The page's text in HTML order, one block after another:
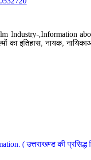
Industry-,Information
इतिहास, नायक,
( उत्तराखण्ड की प्रसिद्ध